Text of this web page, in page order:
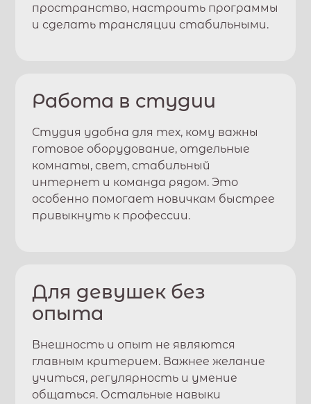
пространство, настроить программы
и сделать трансляции стабильными.
Работа в студии
Студия удобна для тех, кому важны
готовое оборудование, отдельные
комнаты, свет, стабильный
интернет и команда рядом. Это
особенно помогает новичкам быстрее
привыкнуть к профессии.
Для девушек без
опыта
Внешность и опыт не являются
главным критерием. Важнее желание
учиться, регулярность и умение
общаться. Остальные навыки